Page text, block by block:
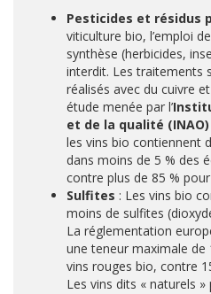
Pesticides et résidus
viticulture bio, l’emploi
synthèse (herbicides,
interdit. Les traitements
réalisés avec du cuivre
étude menée par l’
et de la qualité (INAO)
les vins bio contiennent
dans moins de 5 % des
contre plus de 85 %
Sulfites : Les vins bio
moins de sulfites
La réglementation
une teneur maximale de
vins rouges bio, contre
Les vins dits « naturels